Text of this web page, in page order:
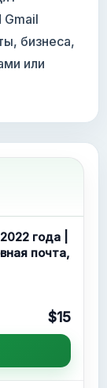
бизнеса,
или
года |
почта,
$15